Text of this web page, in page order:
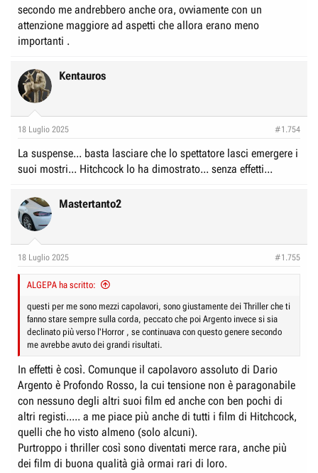
secondo me andrebbero anche ora, ovviamente con un
attenzione maggiore ad aspetti che allora erano meno
importanti .
Kentauros
18 Luglio 2025 #1.754
La suspense... basta lasciare che lo spettatore lasci emergere i
suoi mostri... Hitchcock lo ha dimostrato... senza effetti...
Mastertanto2
18 Luglio 2025 #1.755
ALGEPA ha scritto:
questi per me sono mezzi capolavori, sono giustamente dei Thriller che ti
fanno stare sempre sulla corda, peccato che poi Argento invece si sia
declinato più verso l'Horror , se continuava con questo genere secondo
me avrebbe avuto dei grandi risultati.
In effetti è così. Comunque il capolavoro assoluto di Dario
Argento è Profondo Rosso, la cui tensione non è paragonabile
con nessuno degli altri suoi film ed anche con ben pochi di
altri registi..... a me piace più anche di tutti i film di Hitchcock,
quelli che ho visto almeno (solo alcuni).
Purtroppo i thriller così sono diventati merce rara, anche più
dei film di buona qualità già ormai rari di loro.